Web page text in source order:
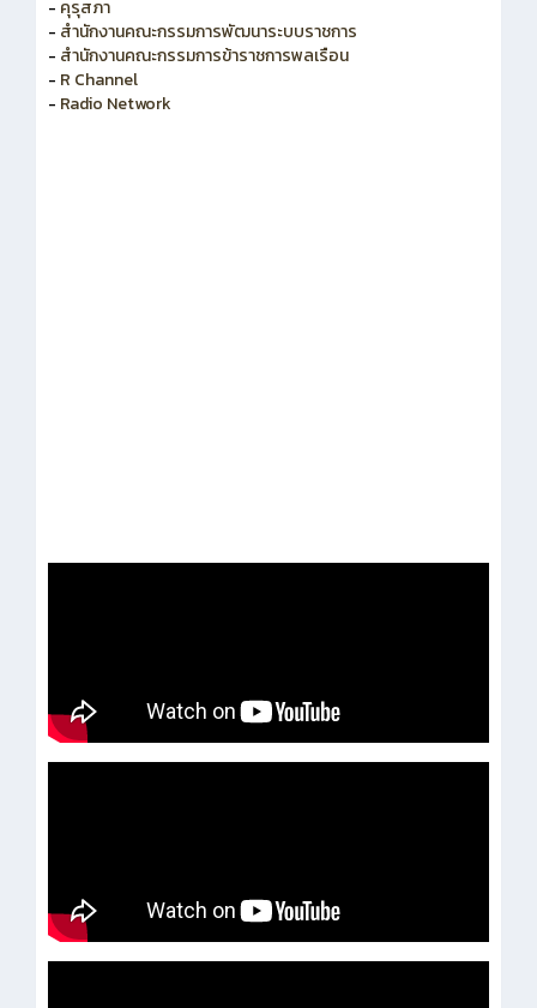
- สำนักงาน ก.ค.ศ.
- คุรุสภา
- สำนักงานคณะกรรมการพัฒนาระบบราชการ
- สำนักงานคณะกรรมการข้าราชการพลเรือน
- R Channel